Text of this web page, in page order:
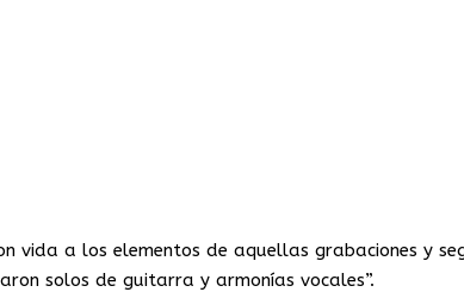
vida a los elementos de aquellas grabaciones y
solos de guitarra y armonías vocales”.